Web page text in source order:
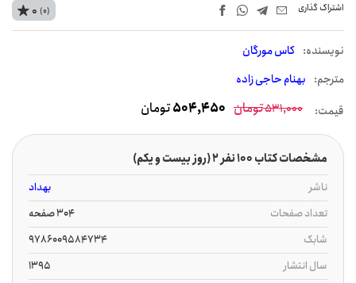
اشتراک‌ گذاری
نويسنده: کاس مورگان
مترجم: بهنام حاجی زاده
0 (0)
قیمت: 531,000تومان 504,450تومان
مشخصات کتاب 100 نفر 2 (روز بیست و یکم)
ناشر
بهداد
تعداد صفحات
304 صفحه
شابک
9786009584734
سال انتشار
1395